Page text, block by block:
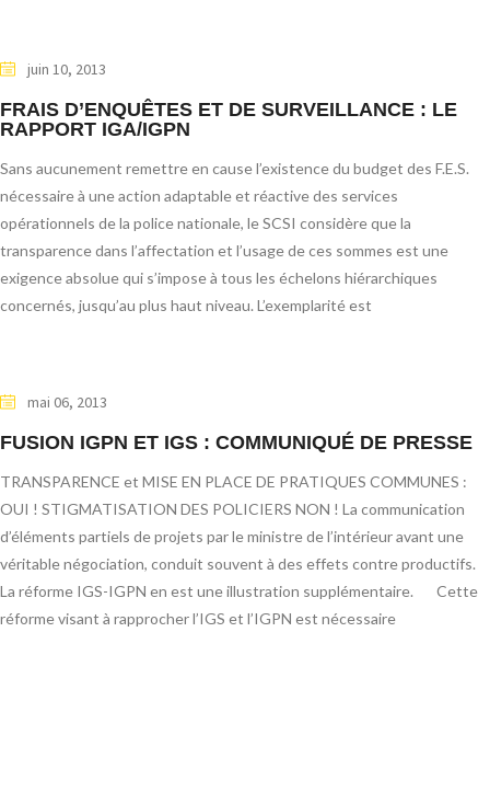
juin 10, 2013
FRAIS D’ENQUÊTES ET DE SURVEILLANCE : LE
RAPPORT IGA/IGPN
Sans aucunement remettre en cause l’existence du budget des F.E.S.
nécessaire à une action adaptable et réactive des services
opérationnels de la police nationale, le SCSI considère que la
transparence dans l’affectation et l’usage de ces sommes est une
exigence absolue qui s’impose à tous les échelons hiérarchiques
concernés, jusqu’au plus haut niveau. L’exemplarité est
mai 06, 2013
FUSION IGPN ET IGS : COMMUNIQUÉ DE PRESSE
TRANSPARENCE et MISE EN PLACE DE PRATIQUES COMMUNES :
OUI ! STIGMATISATION DES POLICIERS NON ! La communication
d’éléments partiels de projets par le ministre de l’intérieur avant une
véritable négociation, conduit souvent à des effets contre productifs.
La réforme IGS-IGPN en est une illustration supplémentaire. Cette
réforme visant à rapprocher l’IGS et l’IGPN est nécessaire